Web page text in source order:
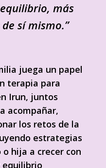
más
sí mismo.”
juega un papel
terapia para
Irun, juntos
acompañar,
los retos de la
estrategias
hija a crecer con
equilibrio